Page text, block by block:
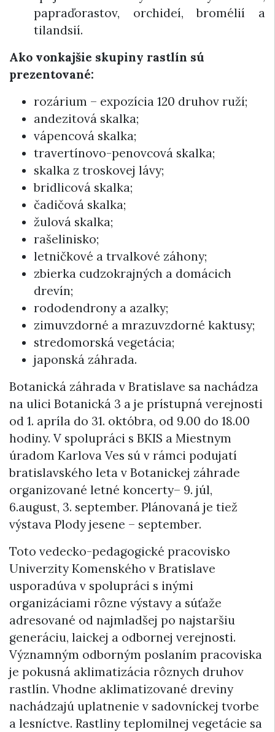
papraďorastov, orchideí, bromélií a
tilandsií.
Ako vonkajšie skupiny rastlín sú
prezentované:
rozárium – expozícia 120 druhov ruží;
andezitová skalka;
vápencová skalka;
travertínovo-penovcová skalka;
skalka z troskovej lávy;
bridlicová skalka;
čadičová skalka;
žulová skalka;
rašelinisko;
letničkové a trvalkové záhony;
zbierka cudzokrajných a domácich
drevín;
rododendrony a azalky;
zimuvzdorné a mrazuvzdorné kaktusy;
stredomorská vegetácia;
japonská záhrada.
Botanická záhrada v Bratislave sa nachádza
na ulici Botanická 3 a je prístupná verejnosti
od 1. apríla do 31. októbra, od 9.00 do 18.00
hodiny. V spolupráci s BKIS a Miestnym
úradom Karlova Ves sú v rámci podujatí
bratislavského leta v Botanickej záhrade
organizované letné koncerty– 9. júl,
6.august, 3. september. Plánovaná je tiež
výstava Plody jesene – september.
Toto vedecko-pedagogické pracovisko
Univerzity Komenského v Bratislave
usporadúva v spolupráci s inými
organizáciami rôzne výstavy a súťaže
adresované od najmladšej po najstaršiu
generáciu, laickej a odbornej verejnosti.
Významným odborným poslaním pracoviska
je pokusná aklimatizácia rôznych druhov
rastlín. Vhodne aklimatizované dreviny
nachádzajú uplatnenie v sadovníckej tvorbe
a lesníctve. Rastliny teplomilnej vegetácie sa